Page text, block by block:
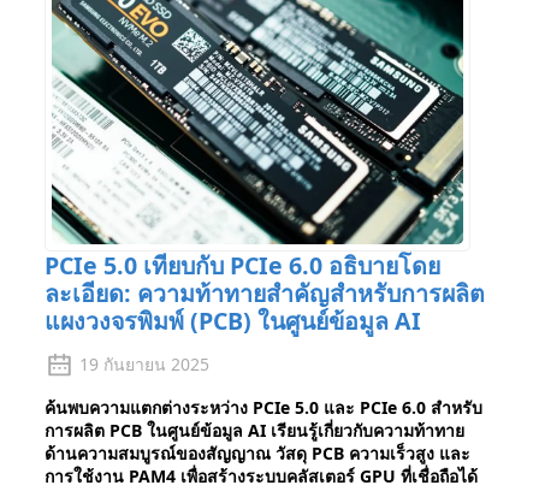
PCIe 5.0 เทียบกับ PCIe 6.0 อธิบายโดย
ละเอียด: ความท้าทายสำคัญสำหรับการผลิต
แผงวงจรพิมพ์ (PCB) ในศูนย์ข้อมูล AI
19 กันยายน 2025
ค้นพบความแตกต่างระหว่าง PCIe 5.0 และ PCIe 6.0 สำหรับ
การผลิต PCB ในศูนย์ข้อมูล AI เรียนรู้เกี่ยวกับความท้าทาย
ด้านความสมบูรณ์ของสัญญาณ วัสดุ PCB ความเร็วสูง และ
การใช้งาน PAM4 เพื่อสร้างระบบคลัสเตอร์ GPU ที่เชื่อถือได้